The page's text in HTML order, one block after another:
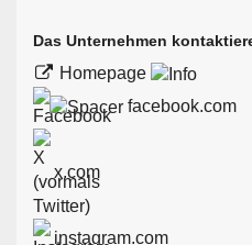
Das Unternehmen
Homepage
facebook.com
x.com
instagram.com